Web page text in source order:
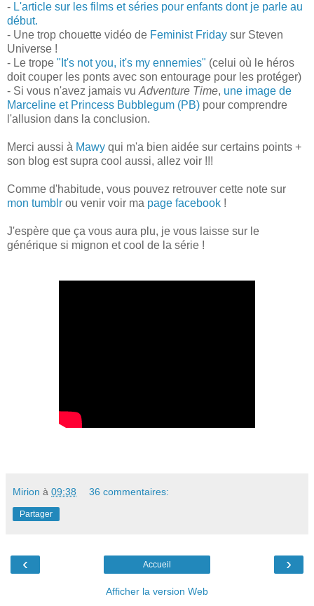
- L'article sur les films et séries pour enfants dont je parle au
début.
- Une trop chouette vidéo de Feminist Friday sur Steven
Universe !
- Le trope "It's not you, it's my ennemies" (celui où le héros
doit couper les ponts avec son entourage pour les protéger)
- Si vous n'avez jamais vu Adventure Time, une image de
Marceline et Princess Bubblegum (PB) pour comprendre
l'allusion dans la conclusion.
Merci aussi à Mawy qui m'a bien aidée sur certains points +
son blog est supra cool aussi, allez voir !!!
Comme d'habitude, vous pouvez retrouver cette note sur
mon tumblr ou venir voir ma page facebook !
J'espère que ça vous aura plu, je vous laisse sur le
générique si mignon et cool de la série !
Mirion à 09:38 36 commentaires:
Partager
‹ ›
Accueil
Afficher la version Web